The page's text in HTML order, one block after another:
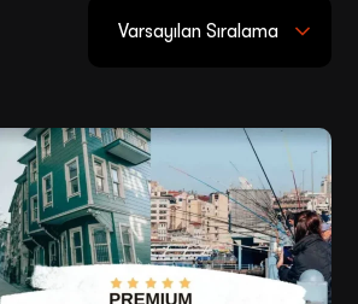
Varsayılan Sıralama
Satış